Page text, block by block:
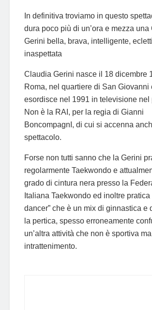
In definitiva troviamo in questo
dura poco più di un’ora e mezza una
Gerini bella, brava, intelligente,
inaspettata
Claudia Gerini nasce il 18 dicembre
Roma, nel quartiere di San Giovanni
esordisce nel 1991 in televisione nel
Non è la RAI, per la regia di Gianni
BoncompagnI, di cui si accenna
spettacolo.
Forse non tutti sanno che la Gerini
regolarmente Taekwondo e
grado di cintura nera presso la
Italiana Taekwondo ed inoltre pratica
dancer” che è un mix di ginnastica e
la pertica, spesso erroneamente
un’altra attività che non è sportiva
intrattenimento.